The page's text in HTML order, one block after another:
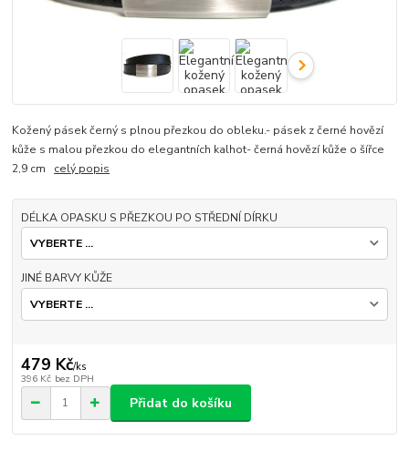
Kožený pásek černý s plnou přezkou do obleku.- pásek z černé hovězí
kůže s malou přezkou do elegantních kalhot- černá hovězí kůže o šířce
2,9 cm celý popis
DÉLKA OPASKU S PŘEZKOU PO STŘEDNÍ DÍRKU
JINÉ BARVY KŮŽE
479 Kč/ks
396 Kč bez DPH
Přidat do košíku